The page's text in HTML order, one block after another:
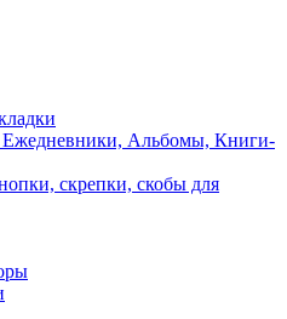
Ежедневники, Альбомы, Книги-
скрепки, скобы для